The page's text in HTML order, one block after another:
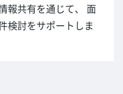
報共有を通じて、 面
検討をサポートしま